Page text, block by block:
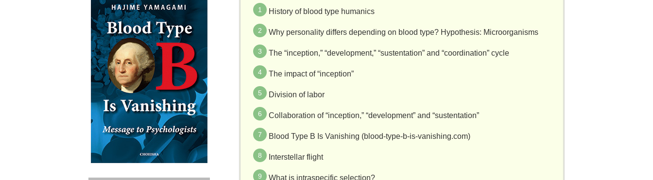
History of blood type humanics
Why personality differs depending on blood type? Hypothesis: Microorganisms
The “inception,” “development,” “sustentation” and “coordination” cycle
The impact of “inception”
Division of labor
Collaboration of “inception,” “development” and “sustentation”
Blood Type B Is Vanishing (blood-type-b-is-vanishing.com)
Interstellar flight
What is intraspecific selection?